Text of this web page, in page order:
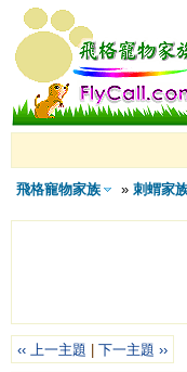
飛格寵物家族 » 刺蝟家
‹‹ 上一主題 下一主題 ››